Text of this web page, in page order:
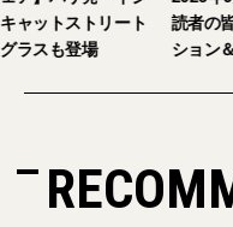
ャットストリート
ラスも登場
読者の
ション